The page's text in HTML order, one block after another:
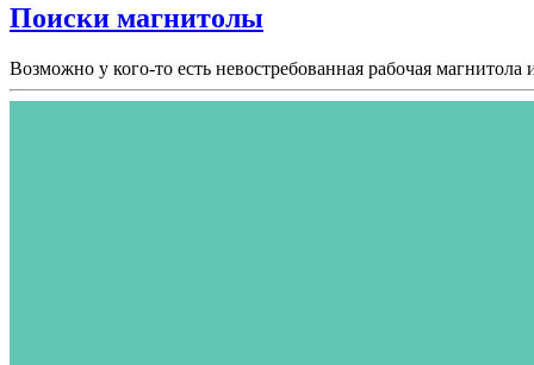
Поиски магнитолы
Возможно у кого-то есть невостребованная рабочая